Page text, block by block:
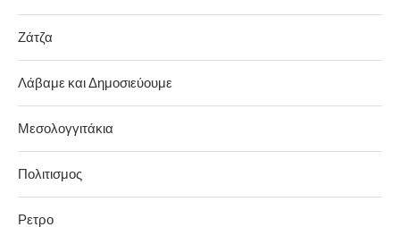
Ζάτζα
Λάβαμε και Δημοσιεύουμε
Μεσολογγιτάκια
Πολιτισμος
Ρετρο